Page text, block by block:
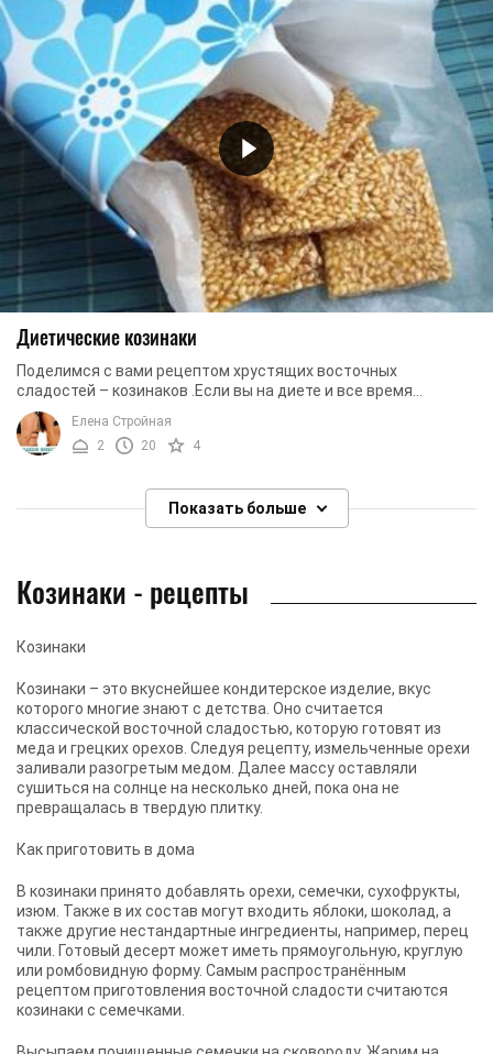
Диетические козинаки
Поделимся с вами рецептом хрустящих восточных
сладостей – козинаков .Если вы на диете и все время
мечтаете о сладеньком, тогда наш рецепт диетических ...
Елена Стройная
2
20 4
Показать больше
Козинаки - рецепты
Козинаки
Козинаки – это вкуснейшее кондитерское изделие, вкус
которого многие знают с детства. Оно считается
классической восточной сладостью, которую готовят из
меда и грецких орехов. Следуя рецепту, измельченные орехи
заливали разогретым медом. Далее массу оставляли
сушиться на солнце на несколько дней, пока она не
превращалась в твердую плитку.
Как приготовить в дома
В козинаки принято добавлять орехи, семечки, сухофрукты,
изюм. Также в их состав могут входить яблоки, шоколад, а
также другие нестандартные ингредиенты, например, перец
чили. Готовый десерт может иметь прямоугольную, круглую
или ромбовидную форму. Самым распространённым
рецептом приготовления восточной сладости считаются
козинаки с семечками.